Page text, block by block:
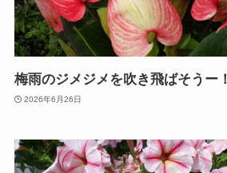
梅雨のジメジメを吹き飛ばそうー！
2026年6月26日